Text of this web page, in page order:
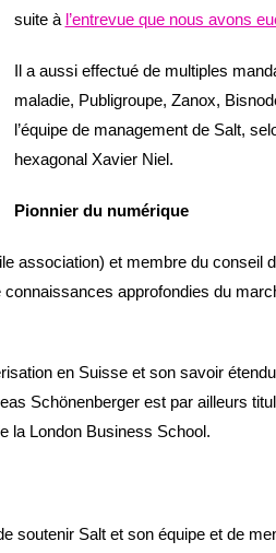
suite à l’entrevue que nous avons
Il a aussi effectué de multiples
maladie, Publigroupe, Zanox,
l’équipe de management de Salt,
hexagonal Xavier Niel.
Pionnier du numérique
association) et membre du conseil
approfondies du
en Suisse et son savoir
Schönenberger est par ailleurs
la London Business School.
soutenir Salt et son équipe et de